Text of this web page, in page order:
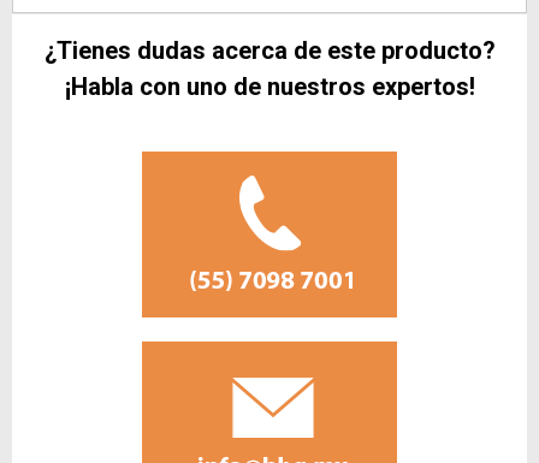
¿Tienes dudas acerca de este producto?
¡Habla con uno de nuestros expertos!